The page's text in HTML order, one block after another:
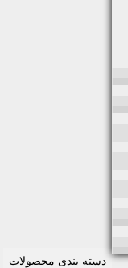
دسته بندی محصولات